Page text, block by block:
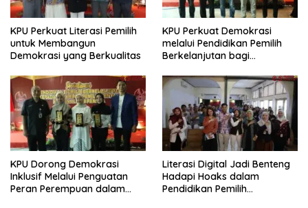
KPU Perkuat Literasi Pemilih
untuk Membangun
Demokrasi yang Berkualitas
KPU Perkuat Demokrasi
melalui Pendidikan Pemilih
Berkelanjutan bagi
dan Pemula
KPU Dorong Demokrasi
Inklusif Melalui Penguatan
Peran Perempuan dalam
Literasi Digital Jadi Benteng
Hadapi Hoaks dalam
Pendidikan Pemilih